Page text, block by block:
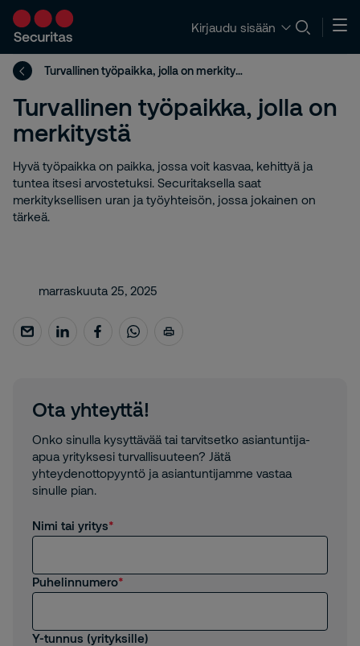
Kirjaudu sisään
Turvallinen työpaikka, jolla on merkitystä
Turvallinen työpaikka, jolla on
merkitystä
Hyvä työpaikka on paikka, jossa voit kasvaa, kehittyä ja
tuntea itsesi arvostetuksi. Securitaksella saat
merkityksellisen uran ja työyhteisön, jossa jokainen on
tärkeä.
marraskuuta 25, 2025
Ota yhteyttä!
Onko sinulla kysyttävää tai tarvitsetko asiantuntija-
apua yrityksesi turvallisuuteen? Jätä
yhteydenottopyyntö ja asiantuntijamme vastaa
sinulle pian.
Nimi tai yritys
Puhelinnumero
Y-tunnus (yrityksille)